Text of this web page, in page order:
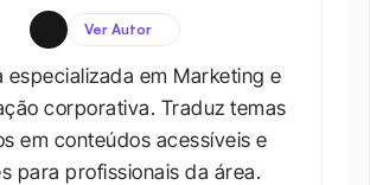
Ver Autor
especializada em Marketing e
corporativa. Traduz temas
em conteúdos acessíveis e
para profissionais da área.​